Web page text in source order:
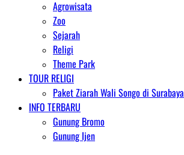
Agrowisata
Zoo
Sejarah
Religi
Theme Park
TOUR RELIGI
Paket Ziarah Wali Songo di Surabaya
INFO TERBARU
Gunung Bromo
Gunung Ijen